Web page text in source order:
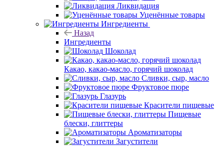
Ликвидация
Уценённые товары
Ингредиенты
Назад
Ингредиенты
Шоколад
Какао, какао-масло, горячий шоколад
Сливки, сыр, масло
Фруктовое пюре
Глазурь
Красители пищевые
Пищевые
блески, глиттеры
Ароматизаторы
Загустители